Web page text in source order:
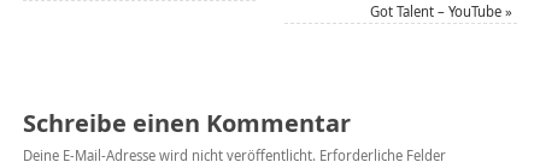
Got Talent – YouTube»
Schreibe einen Kommentar
Deine E-Mail-Adresse wird nicht veröffentlicht. Erforderliche Felder